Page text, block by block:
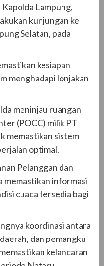
Lampung,
kunjungan ke
Selatan, pada
kesiapan
menghadapi lonjakan
meninjau ruangan
(POCC) milik PT
memastikan sistem
optimal.
Pelanggan dan
memastikan informasi
cuaca tersedia bagi
koordinasi antara
dan pemangku
kelancaran